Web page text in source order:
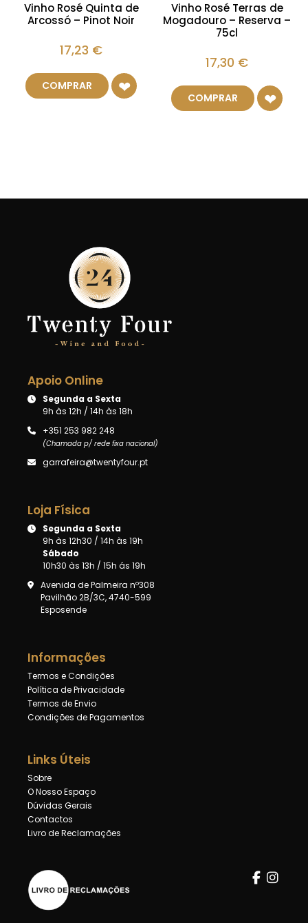
Vinho Rosé Quinta de
Arcossó – Pinot Noir
17,23 €
COMPRAR
Vinho Rosé Terras de
Mogadouro – Reserva –
75cl
17,30 €
COMPRAR
Apoio Online
Segunda a Sexta
9h às 12h / 14h às 18h
+351 253 982 248
(Chamada p/ rede fixa nacional)
garrafeira@twentyfour.pt
Loja Física
Segunda a Sexta
9h às 12h30 / 14h às 19h
Sábado
10h30 às 13h / 15h ás 19h
Avenida de Palmeira nº308
Pavilhão 2B/3C, 4740-599
Esposende
Informações
Termos e Condições
Política de Privacidade
Termos de Envio
Condições de Pagamentos
Links Úteis
Sobre
O Nosso Espaço
Dúvidas Gerais
Contactos
Livro de Reclamações